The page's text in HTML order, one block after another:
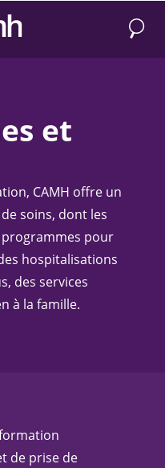
et
CAMH offre un
soins, dont les
pour
hospitalisations
des services
à la famille.
de prise de